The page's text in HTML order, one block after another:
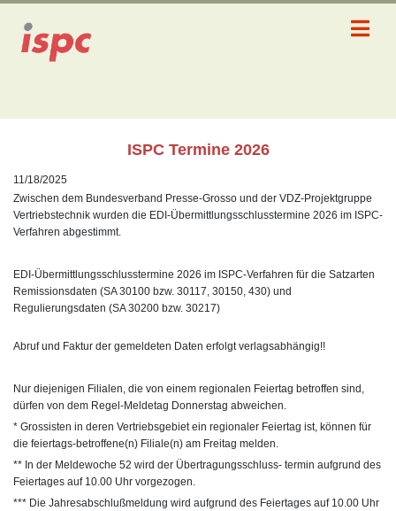
ISPC Termine 2026
11/18/2025
Zwischen dem Bundesverband Presse-Grosso und der VDZ-Projektgruppe
Vertriebstechnik wurden die EDI-Übermittlungsschlusstermine 2026 im ISPC-
Verfahren abgestimmt.
EDI-Übermittlungsschlusstermine 2026 im ISPC-Verfahren für die Satzarten
Remissionsdaten (SA 30100 bzw. 30117, 30150, 430) und
Regulierungsdaten (SA 30200 bzw. 30217)
Abruf und Faktur der gemeldeten Daten erfolgt verlagsabhängig!!
Nur diejenigen Filialen, die von einem regionalen Feiertag betroffen sind,
dürfen von dem Regel-Meldetag Donnerstag abweichen.
* Grossisten in deren Vertriebsgebiet ein regionaler Feiertag ist, können für
die feiertags-betroffene(n) Filiale(n) am Freitag melden.
** In der Meldewoche 52 wird der Übertragungsschluss- termin aufgrund des
Feiertages auf 10.00 Uhr vorgezogen.
*** Die Jahresabschlußmeldung wird aufgrund des Feiertages auf 10.00 Uhr